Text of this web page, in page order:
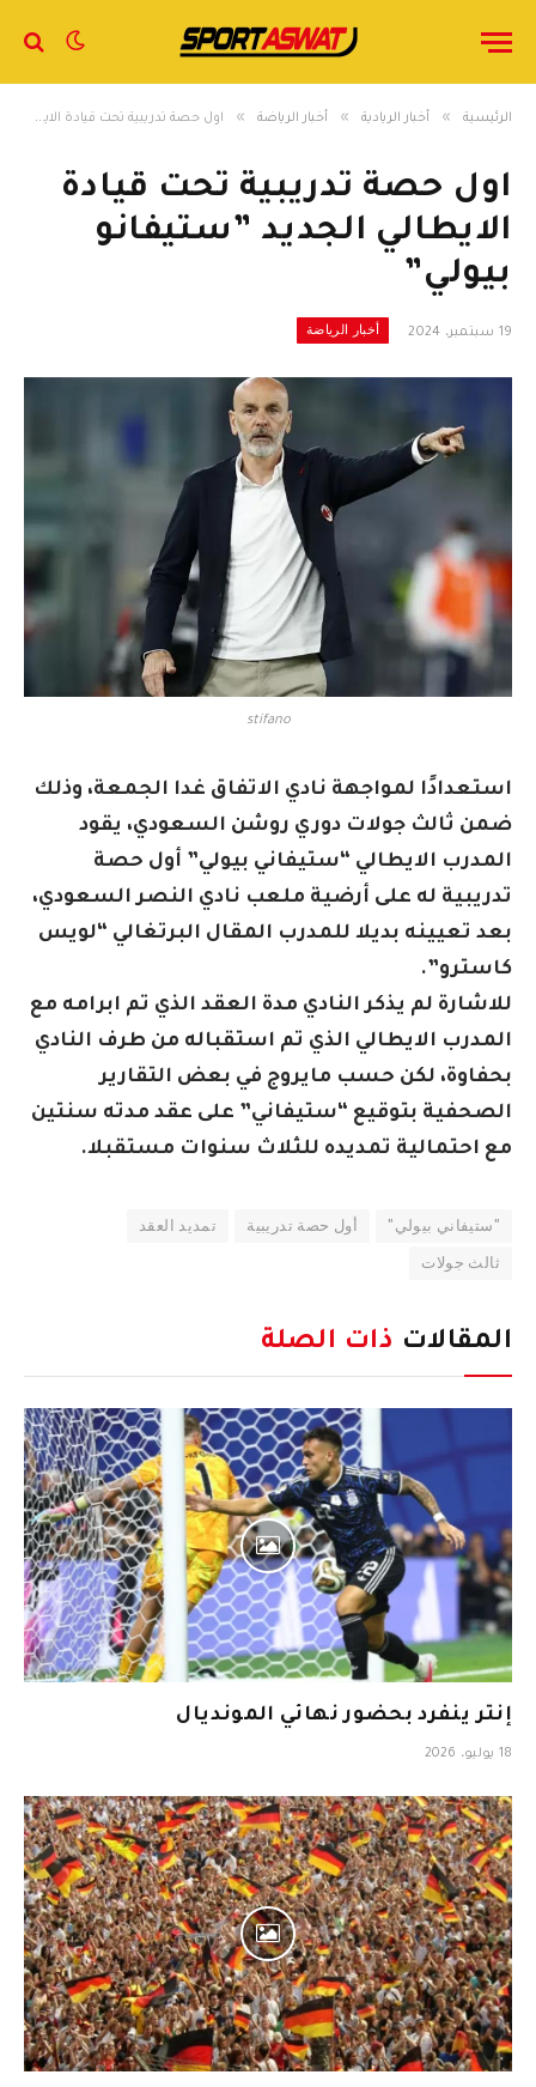
الرئيسية » أخبار الريادية » أخبار الرياضة » اول حصة تدريبية تحت قيادة الايطالي الجديد ​”ستيفانو بيولي”
اول حصة تدريبية تحت قيادة
الايطالي الجديد ​”ستيفانو
بيولي”
19 سبتمبر، 2024 أخبار الرياضة
stifano
استعدادًا لمواجهة نادي ​الاتفاق​ غدا الجمعة، وذلك
ضمن ثالث جولات دوري روشن السعودي، يقود
المدرب الايطالي “ستيفاني بيولي” أول حصة
تدريبية له على أرضية ملعب نادي النصر السعودي،
بعد تعيينه بديلا للمدرب المقال البرتغالي “لويس
كاسترو”.
للاشارة لم يذكر النادي مدة العقد الذي تم ابرامه مع
المدرب الايطالي الذي تم استقباله من طرف النادي
بحفاوة، لكن حسب مايروج في بعض التقارير
الصحفية بتوقيع “ستيفاني” على عقد مدته سنتين
مع احتمالية تمديده للثلاث سنوات مستقبلا.
"ستيفاني بيولي" أول حصة تدريبية تمديد العقد
ثالث جولات
المقالات ذات الصلة
إنتر ينفرد بحضور نهائي المونديال
18 يوليو، 2026